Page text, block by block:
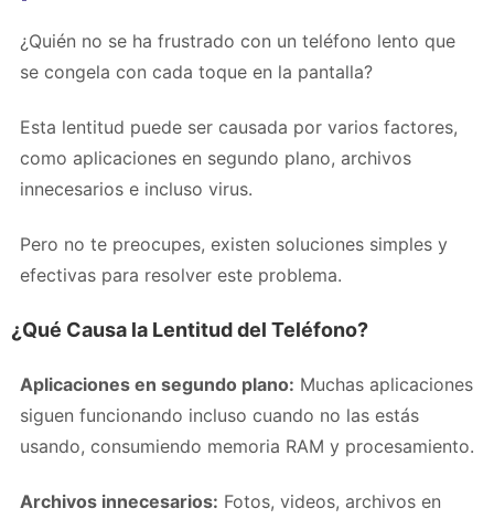
¿Quién no se ha frustrado con un teléfono lento que
se congela con cada toque en la pantalla?
Esta lentitud puede ser causada por varios factores,
como aplicaciones en segundo plano, archivos
innecesarios e incluso virus.
Pero no te preocupes, existen soluciones simples y
efectivas para resolver este problema.
¿Qué Causa la Lentitud del Teléfono?
Aplicaciones en segundo plano: Muchas aplicaciones
siguen funcionando incluso cuando no las estás
usando, consumiendo memoria RAM y procesamiento.
Archivos innecesarios: Fotos, videos, archivos en